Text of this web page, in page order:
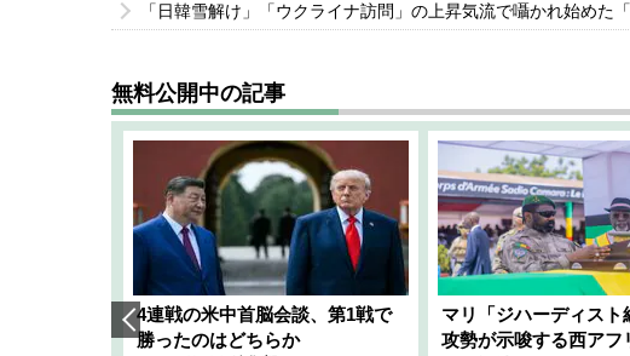
「日韓雪解け」「ウクライナ訪問」の上昇気流で囁かれ始めた
無料公開中の記事
4連戦の米中首脳会談、第1戦で
勝ったのはどちらか
マリ「ジハーディスト
攻勢が示唆する西アフ